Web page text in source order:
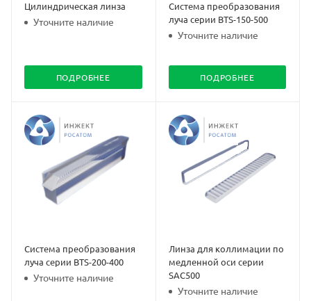
Цилиндрическая линза
Уточните наличие
ПОДРОБНЕЕ
Система преобразования
луча серии BTS-150-500
Уточните наличие
ПОДРОБНЕЕ
Система преобразования
луча серии BTS-200-400
Уточните наличие
Линза для коллимации по
медленной оси серии
SAC500
Уточните наличие